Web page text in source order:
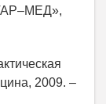
2009. –